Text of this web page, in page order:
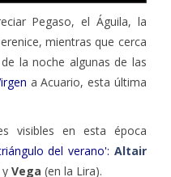
Pegaso, el Águila, la
mientras que cerca
la noche algunas de las
a Acuario, esta última
visibles en esta época
del verano': Altair
y Vega (en la Lira).